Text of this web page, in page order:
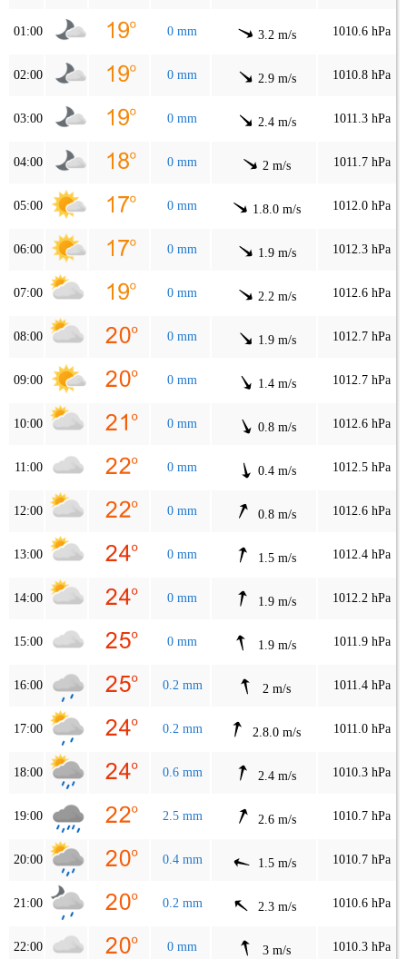
01:00 0 mm 3.2 m/s 1010.6 hPa
02:00 0 mm 2.9 m/s 1010.8 hPa
03:00 0 mm 2.4 m/s 1011.3 hPa
04:00 0 mm 2 m/s 1011.7 hPa
05:00 0 mm 1.8.0 m/s 1012.0 hPa
06:00 0 mm 1.9 m/s 1012.3 hPa
07:00 0 mm 2.2 m/s 1012.6 hPa
08:00 0 mm 1.9 m/s 1012.7 hPa
09:00 0 mm 1.4 m/s 1012.7 hPa
10:00 0 mm 0.8 m/s 1012.6 hPa
11:00 0 mm 0.4 m/s 1012.5 hPa
12:00 0 mm 0.8 m/s 1012.6 hPa
13:00 0 mm 1.5 m/s 1012.4 hPa
14:00 0 mm 1.9 m/s 1012.2 hPa
15:00 0 mm 1.9 m/s 1011.9 hPa
16:00 0.2 mm 2 m/s 1011.4 hPa
17:00 0.2 mm 2.8.0 m/s 1011.0 hPa
18:00 0.6 mm 2.4 m/s 1010.3 hPa
19:00 2.5 mm 2.6 m/s 1010.7 hPa
20:00 0.4 mm 1.5 m/s 1010.7 hPa
21:00 0.2 mm 2.3 m/s 1010.6 hPa
22:00 0 mm 3 m/s 1010.3 hPa